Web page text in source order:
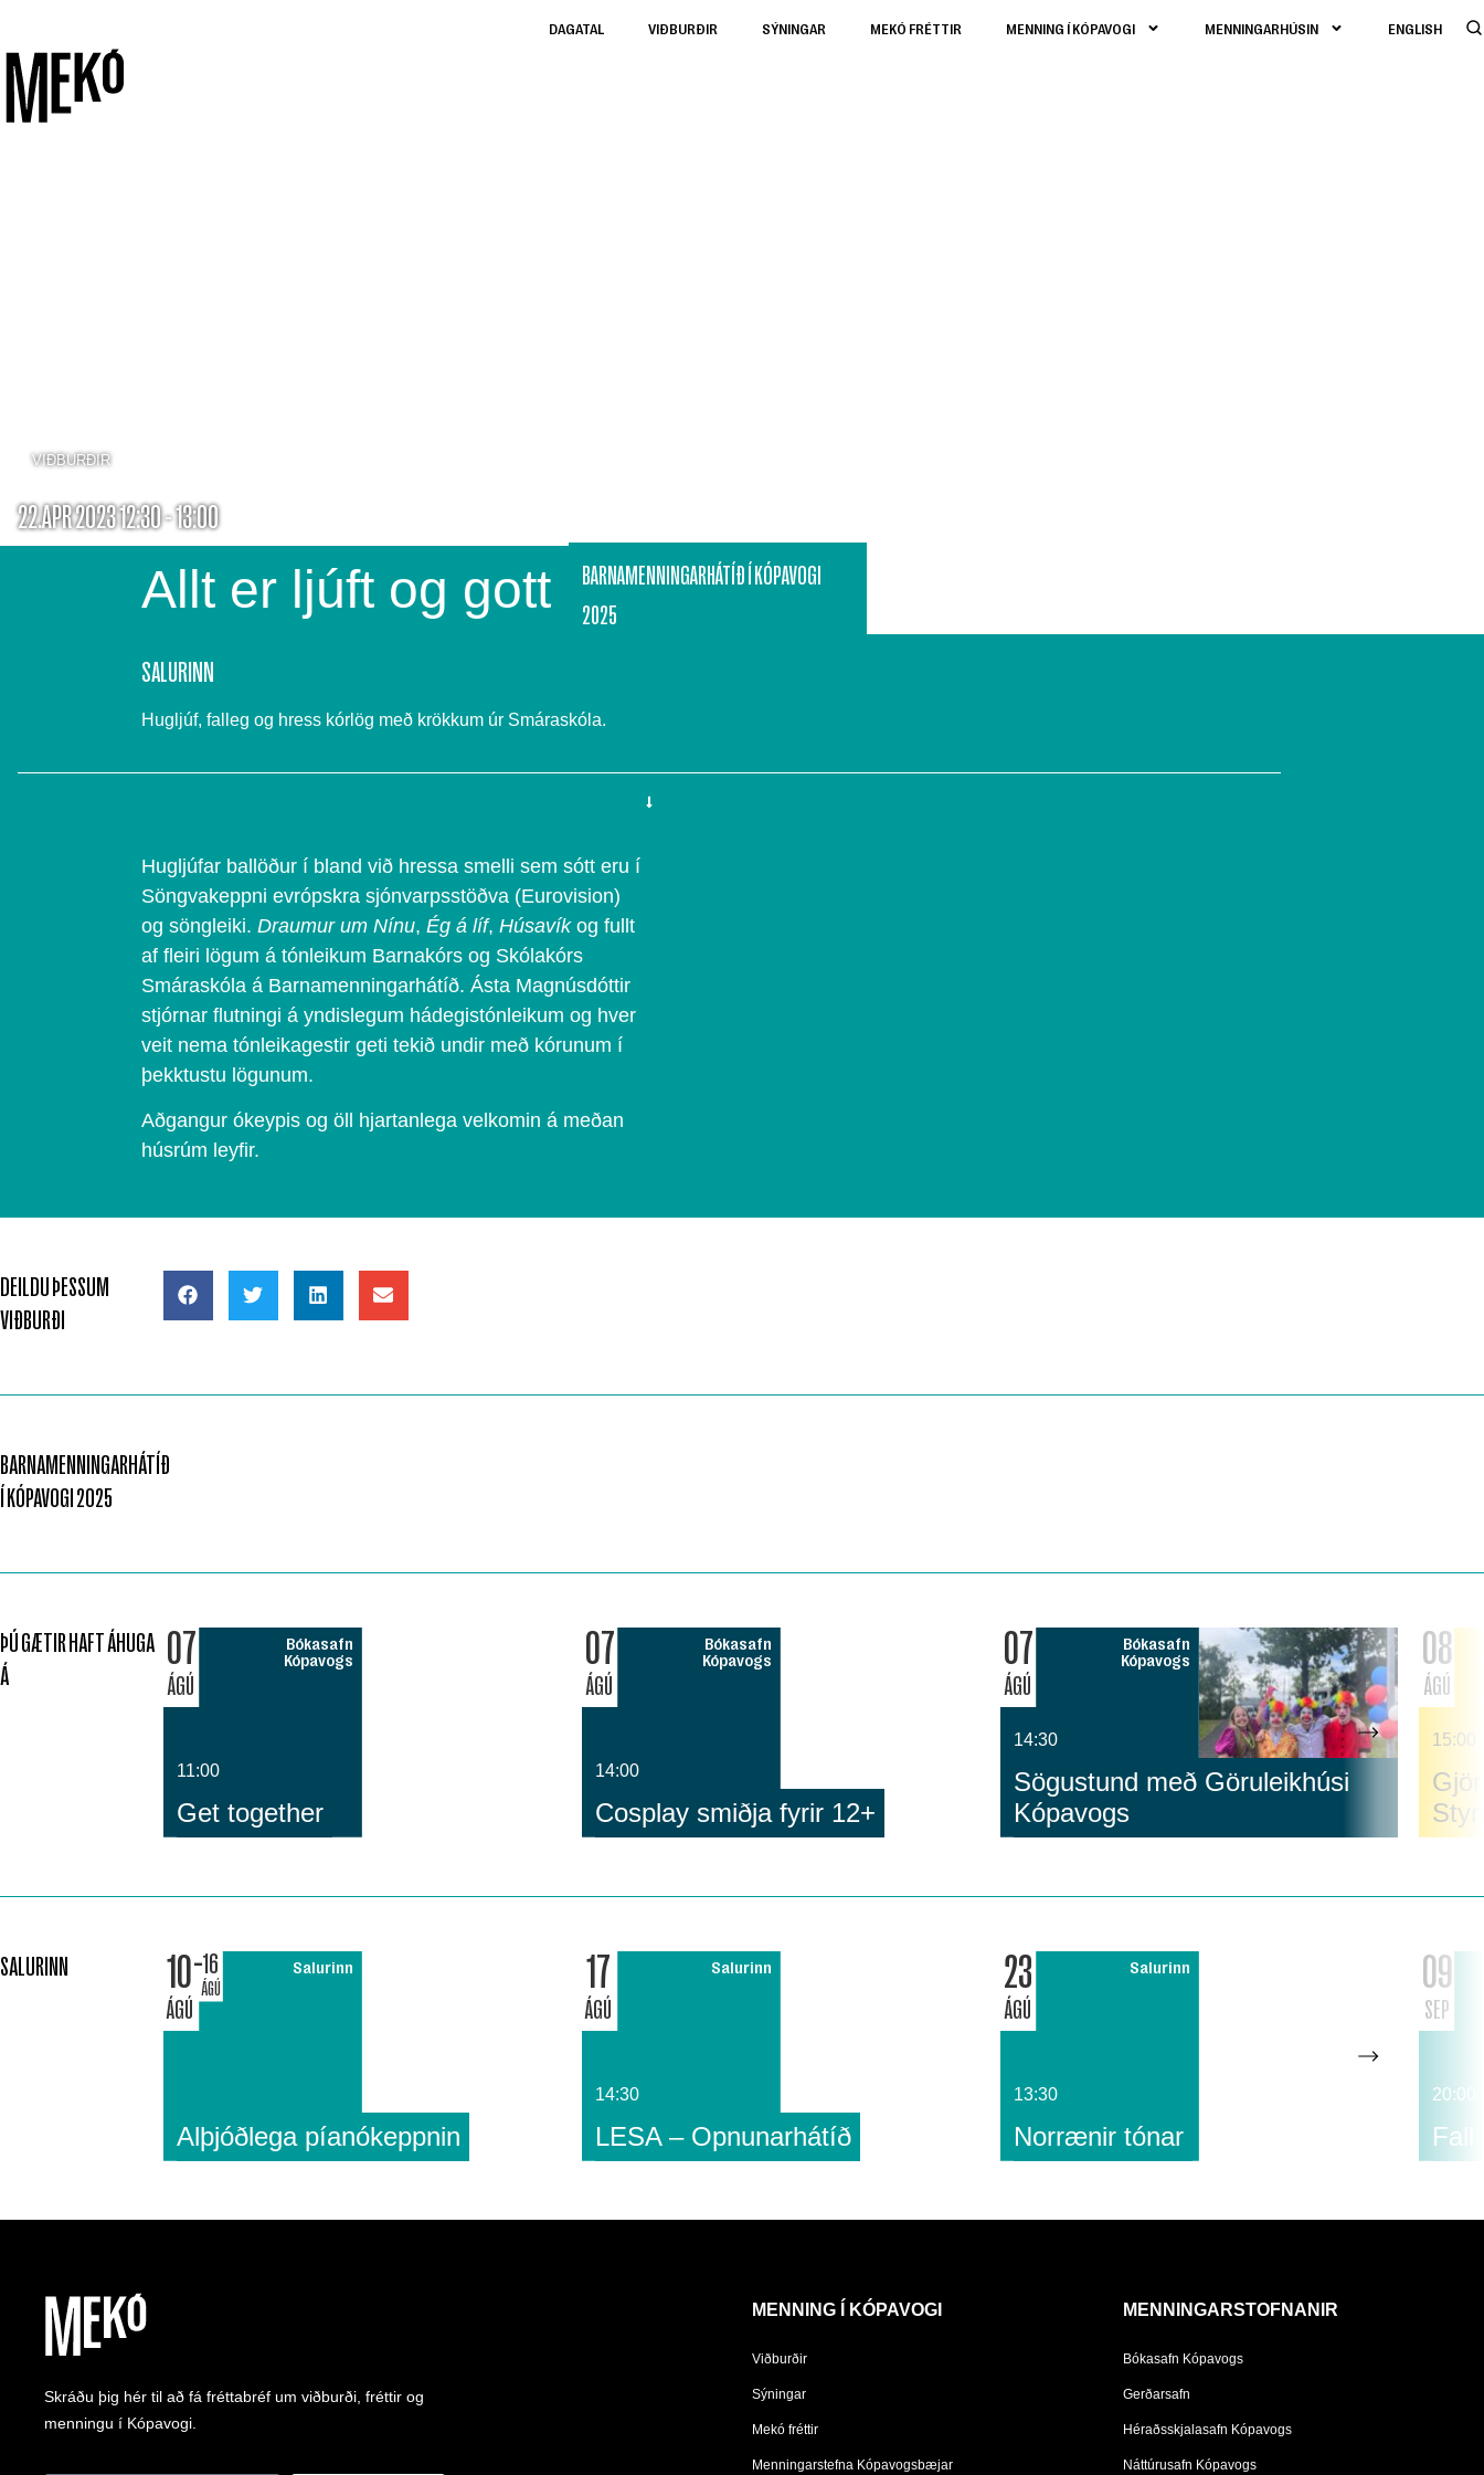
DAGATAL VIÐBURÐIR SÝNINGAR MEKÓ FRÉTTIR MENNING Í KÓPAVOGI MENNINGARHÚSIN ENGLISH
VIÐBURÐIR
22.APR 2023 12:30 - 13:00
Allt er ljúft og gott
BARNAMENNINGARHÁTÍÐ Í KÓPAVOGI
2025
SALURINN
Hugljúf, falleg og hress kórlög með krökkum úr Smáraskóla.
Hugljúfar ballöður í bland við hressa smelli sem sótt eru í
Söngvakeppni evrópskra sjónvarpsstöðva (Eurovision)
og söngleiki. Draumur um Nínu, Ég á líf, Húsavíkog fullt
af fleiri lögum á tónleikum Barnakórs og Skólakórs
Smáraskóla á Barnamenningarhátíð. Ásta Magnúsdóttir
stjórnar flutningi á yndislegum hádegistónleikum og hver
veit nema tónleikagestir geti tekið undir með kórunum í
þekktustu lögunum.
Aðgangur ókeypis og öll hjartanlega velkomin á meðan
húsrúm leyfir.
DEILDU ÞESSUM
VIÐBURÐI
BARNAMENNINGARHÁTÍÐ
Í KÓPAVOGI 2025
ÞÚ GÆTIR HAFT ÁHUGA
Á
07
ÁGÚ
Bókasafn
Kópavogs
11:00
Get together
07
ÁGÚ
Bókasafn
Kópavogs
14:00
Cosplay smiðja fyrir 12+
07
ÁGÚ
Bókasafn
Kópavogs
14:30
Sögustund með Göruleikhúsi
Kópavogs
08
ÁGÚ
15:00
SALURINN 10
ÁGÚ
16
ÁGÚ
Salurinn
Alþjóðlega píanókeppnin
17
ÁGÚ
Salurinn
14:30
LESA – Opnunarhátíð
23
ÁGÚ
Salurinn
13:30
Norrænir tónar
09
SEP
20:00
Fall
Skráðu þig hér til að fá fréttabréf um viðburði, fréttir og
menningu í Kópavogi.
MENNING Í KÓPAVOGI
Viðburðir
Sýningar
Mekó fréttir
Menningarstefna Kópavogsbæjar
MENNINGARSTOFNANIR
Bókasafn Kópavogs
Gerðarsafn
Héraðsskjalasafn Kópavogs
Náttúrusafn Kópavogs